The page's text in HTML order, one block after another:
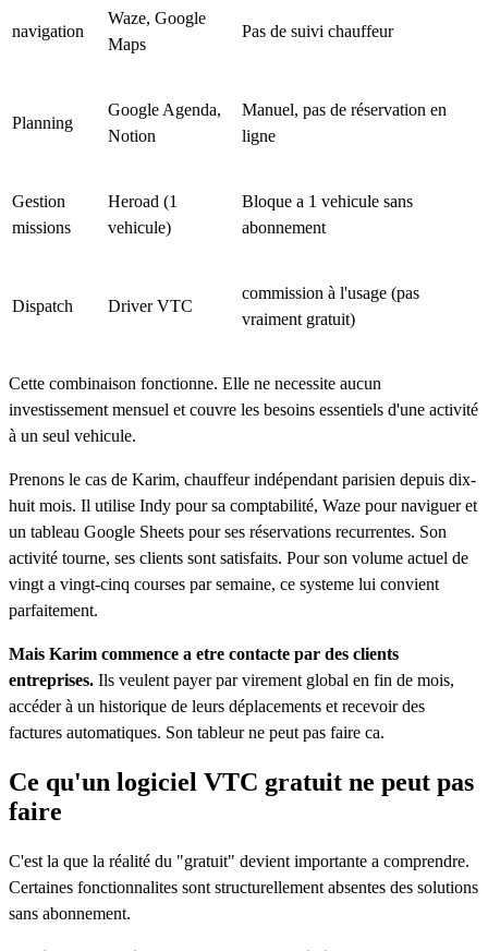
navigation
Waze, Google
Maps
Pas de suivi chauffeur
Planning
Google Agenda,
Notion
Manuel, pas de réservation en
ligne
Gestion
missions
Heroad (1
vehicule)
Bloque a 1 vehicule sans
abonnement
Dispatch Driver VTC
commission à l'usage (pas
vraiment gratuit)
Cette combinaison fonctionne. Elle ne necessite aucun
investissement mensuel et couvre les besoins essentiels d'une activité
à un seul vehicule.
Prenons le cas de Karim, chauffeur indépendant parisien depuis dix-
huit mois. Il utilise Indy pour sa comptabilité, Waze pour naviguer et
un tableau Google Sheets pour ses réservations recurrentes. Son
activité tourne, ses clients sont satisfaits. Pour son volume actuel de
vingt a vingt-cinq courses par semaine, ce systeme lui convient
parfaitement.
Mais Karim commence a etre contacte par des clients
entreprises. Ils veulent payer par virement global en fin de mois,
accéder à un historique de leurs déplacements et recevoir des
factures automatiques. Son tableur ne peut pas faire ca.
Ce qu'un logiciel VTC gratuit ne peut pas
faire
C'est la que la réalité du "gratuit" devient importante a comprendre.
Certaines fonctionnalites sont structurellement absentes des solutions
sans abonnement.